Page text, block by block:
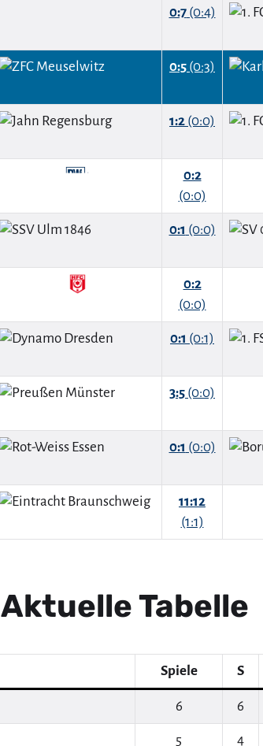
0:7(0:4)
0:5 (0:3)
1:2 (0:0)
0:2
(0:0)
0:1 (0:0)
0:2
(0:0)
0:1 (0:1)
3:5 (0:0)
0:1 (0:0)
11:12
(1:1)
Aktuelle Tabelle
Spiele S
6 6
5 4